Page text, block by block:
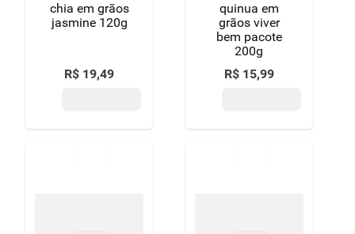
chia em grãos
jasmine 120g
R$ 19,49
quinua em
grãos viver
bem pacote
200g
R$ 15,99